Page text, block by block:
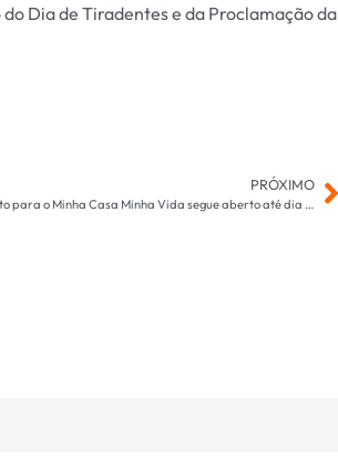
Dia de Tiradentes e da Proclamação da
PRÓXIMO
Cadastramento para o Minha Casa Minha Vida segue aberto até dia 30 de setembro